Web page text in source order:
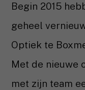
Begin 2015
geheel
Optiek te
Met de nieuwe
met zijn team